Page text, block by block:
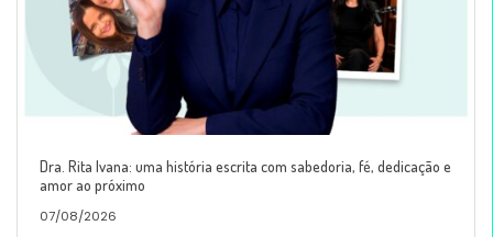
Dra. Rita Ivana: uma história escrita com sabedoria, fé, dedicação e
amor ao próximo
07/08/2026